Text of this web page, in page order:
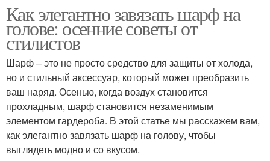
Как элегантно завязать шарф на
голове: осенние советы от
стилистов
Шарф – это не просто средство для защиты от холода,
но и стильный аксессуар, который может преобразить
ваш наряд. Осенью, когда воздух становится
прохладным, шарф становится незаменимым
элементом гардероба. В этой статье мы расскажем вам,
как элегантно завязать шарф на голову, чтобы
выглядеть модно и со вкусом.